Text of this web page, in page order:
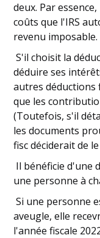
deux. Par
coûts que l'IRS
revenu imposable.
S'il choisit la
déduire ses
autres déductions
que les
(Toutefois, s'il
les documents
fisc déciderait de
Il bénéficie d'une
une personne à
Si une personne
aveugle, elle
l'année fiscale